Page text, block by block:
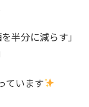
半分に減らす」
ています